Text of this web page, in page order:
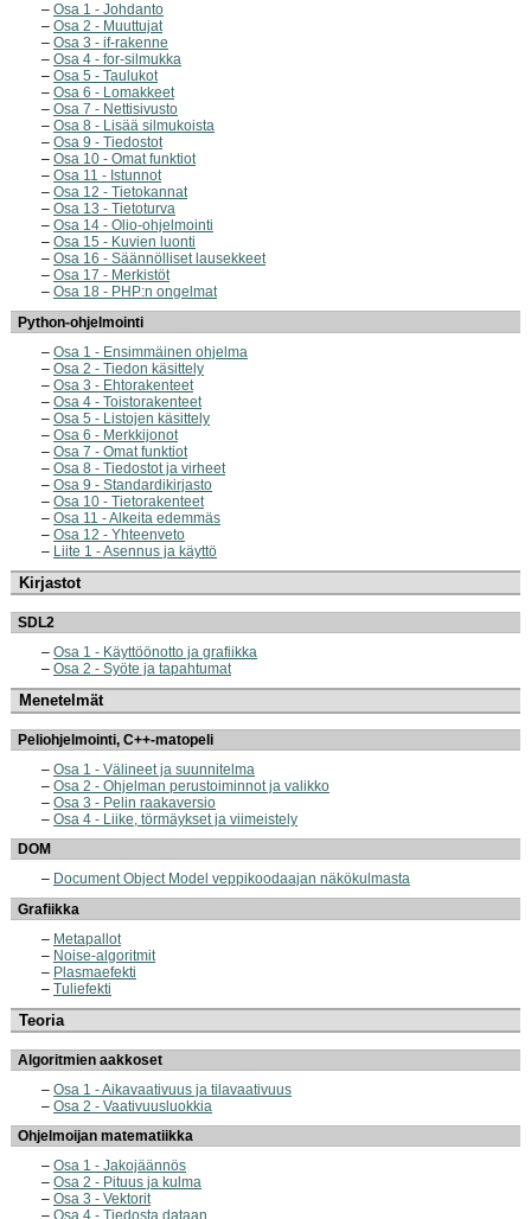
Osa 1 - Johdanto
Osa 2 - Muuttujat
Osa 3 - if-rakenne
Osa 4 - for-silmukka
Osa 5 - Taulukot
Osa 6 - Lomakkeet
Osa 7 - Nettisivusto
Osa 8 - Lisää silmukoista
Osa 9 - Tiedostot
Osa 10 - Omat funktiot
Osa 11 - Istunnot
Osa 12 - Tietokannat
Osa 13 - Tietoturva
Osa 14 - Olio-ohjelmointi
Osa 15 - Kuvien luonti
Osa 16 - Säännölliset lausekkeet
Osa 17 - Merkistöt
Osa 18 - PHP:n ongelmat
Python-ohjelmointi
Osa 1 - Ensimmäinen ohjelma
Osa 2 - Tiedon käsittely
Osa 3 - Ehtorakenteet
Osa 4 - Toistorakenteet
Osa 5 - Listojen käsittely
Osa 6 - Merkkijonot
Osa 7 - Omat funktiot
Osa 8 - Tiedostot ja virheet
Osa 9 - Standardikirjasto
Osa 10 - Tietorakenteet
Osa 11 - Alkeita edemmäs
Osa 12 - Yhteenveto
Liite 1 - Asennus ja käyttö
Kirjastot
SDL2
Osa 1 - Käyttöönotto ja grafiikka
Osa 2 - Syöte ja tapahtumat
Menetelmät
Peliohjelmointi, C++-matopeli
Osa 1 - Välineet ja suunnitelma
Osa 2 - Ohjelman perustoiminnot ja valikko
Osa 3 - Pelin raakaversio
Osa 4 - Liike, törmäykset ja viimeistely
DOM
Document Object Model veppikoodaajan näkökulmasta
Grafiikka
Metapallot
Noise-algoritmit
Plasmaefekti
Tuliefekti
Teoria
Algoritmien aakkoset
Osa 1 - Aikavaativuus ja tilavaativuus
Osa 2 - Vaativuusluokkia
Ohjelmoijan matematiikka
Osa 1 - Jakojäännös
Osa 2 - Pituus ja kulma
Osa 3 - Vektorit